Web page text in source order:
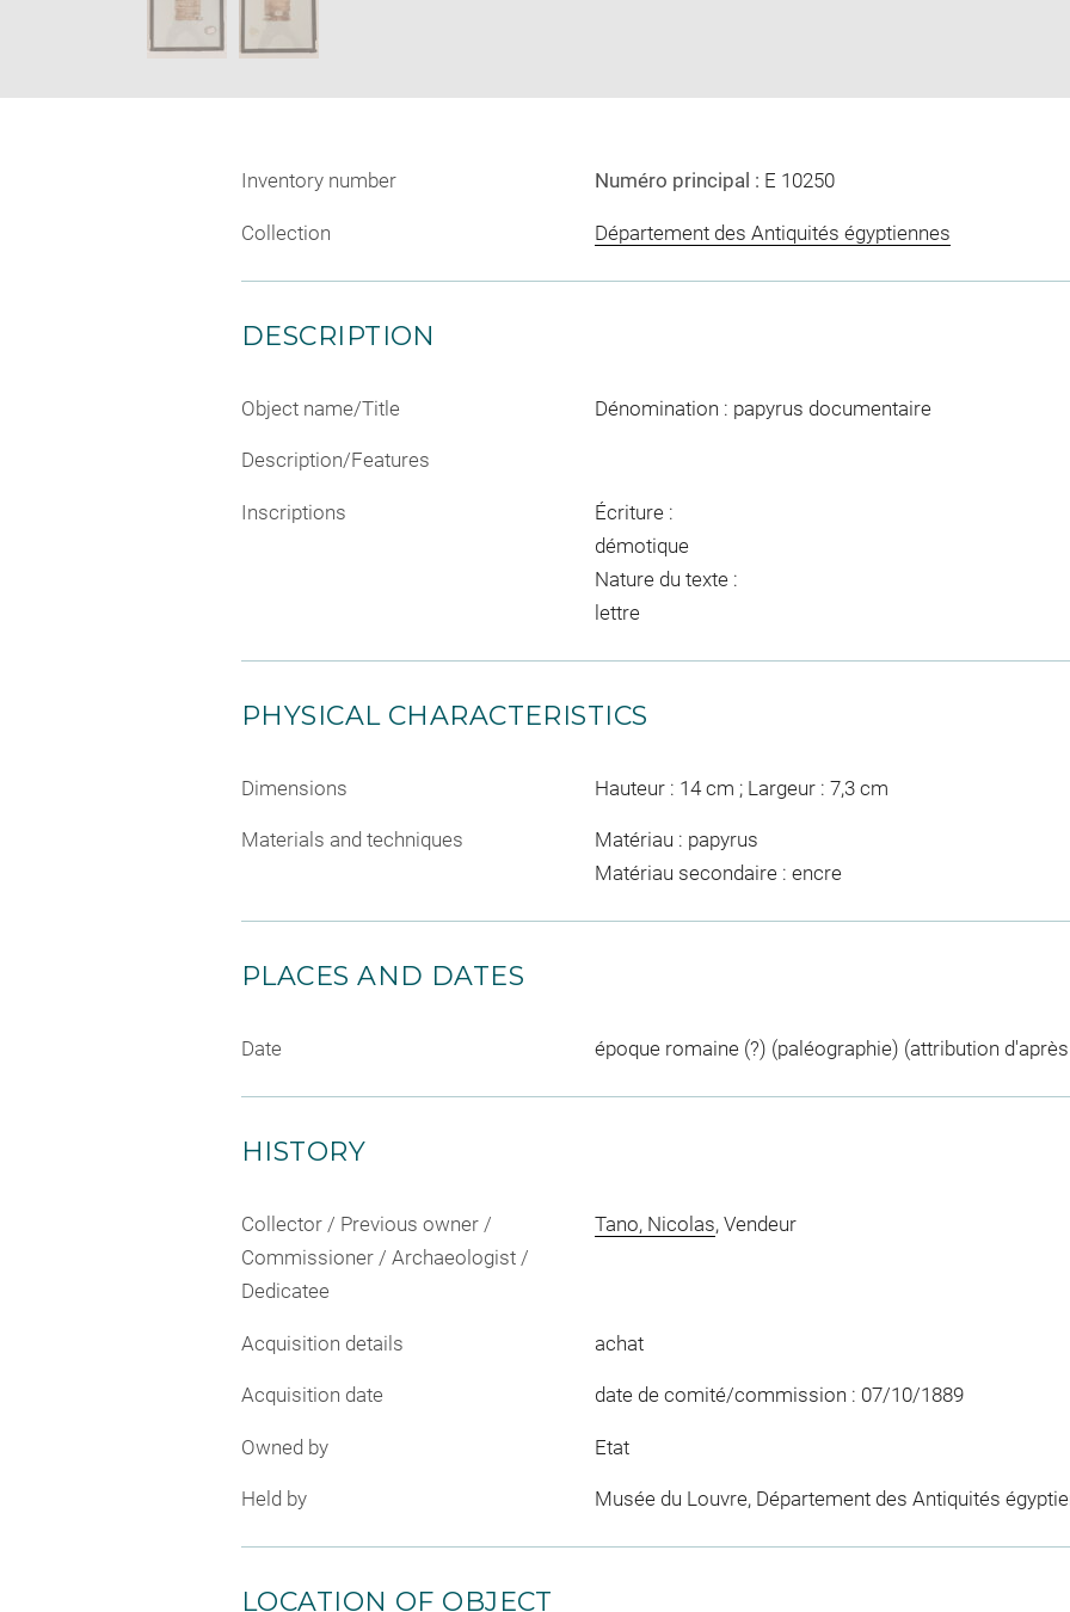
Inventory number Numéro principal : E 10250
Collection Département des Antiquités égyptiennes
DESCRIPTION
Object name/Title Dénomination : papyrus documentaire
Description/Features
Inscriptions
Écriture :
démotique
Nature du texte :
lettre
PHYSICAL CHARACTERISTICS
Dimensions Hauteur : 14 cm ; Largeur : 7,3 cm
Materials and techniques
Matériau : papyrus
Matériau secondaire : encre
PLACES AND DATES
Date époque romaine (?) (paléographie) (attribution
HISTORY
Collector / Previous owner /
Commissioner / Archaeologist /
Dedicatee
Tano, Nicolas, Vendeur
Acquisition details achat
Acquisition date date de comité/commission : 07/10/1889
Owned by Etat
Held by Musée du Louvre, Département des Antiquités
LOCATION OF OBJECT